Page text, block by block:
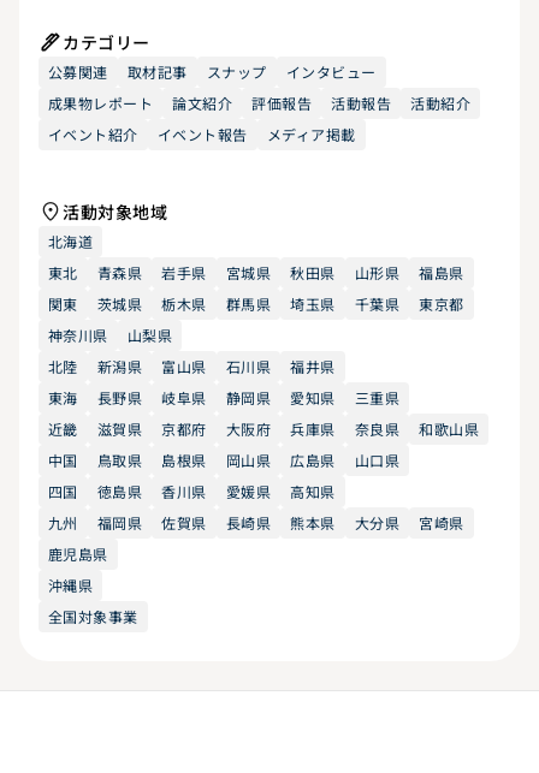
カテゴリー
公募関連 取材記事 スナップ
インタビュー
成果物レポート
論文紹介 評価報告 活動報告
活動紹介
イベント紹介
イベント報告 メディア掲載
活動対象地域
北海道
東北
青森県 岩手県 宮城県 秋田県 山形県
福島県
関東
茨城県 栃木県 群馬県 埼玉県 千葉県
東京都
神奈川県
山梨県
北陸
新潟県 富山県 石川県
福井県
東海
長野県 岐阜県 静岡県 愛知県
三重県
近畿
滋賀県 京都府 大阪府 兵庫県 奈良県
和歌山県
中国
鳥取県 島根県 岡山県 広島県
山口県
四国
徳島県 香川県 愛媛県
高知県
九州
福岡県 佐賀県 長崎県 熊本県 大分県
宮崎県
鹿児島県
沖縄県
全国対象事業